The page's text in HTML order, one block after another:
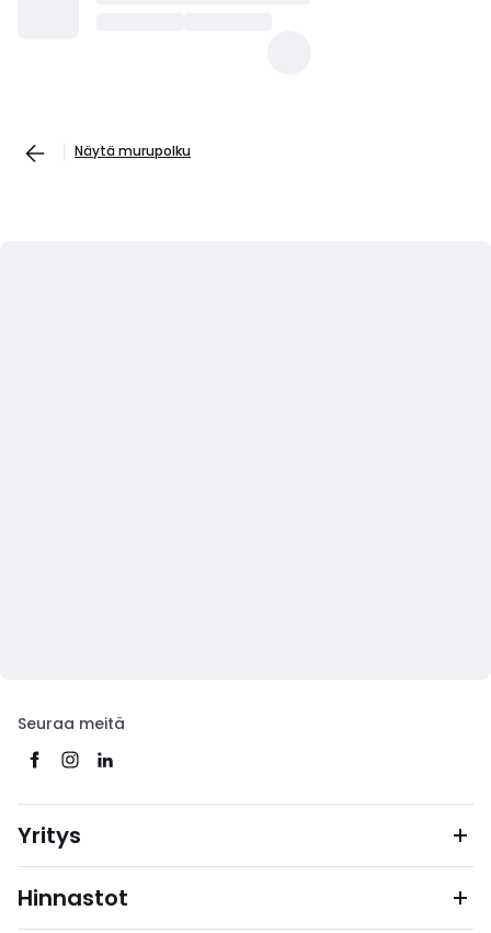
Näytä murupolku
Seuraa meitä
Yritys
Hinnastot